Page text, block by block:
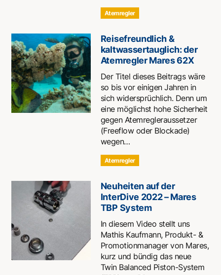
Atemregler
Reisefreundlich &
kaltwassertauglich: der
Atemregler Mares 62X
Der Titel dieses Beitrags wäre
so bis vor einigen Jahren in
sich widersprüchlich. Denn um
eine möglichst hohe Sicherheit
gegen Atemregleraussetzer
(Freeflow oder Blockade)
wegen…
Atemregler
Neuheiten auf der
InterDive 2022 – Mares
TBP System
In diesem Video stellt uns
Mathis Kaufmann, Produkt- &
Promotionmanager von Mares,
kurz und bündig das neue
Twin Balanced Piston-System